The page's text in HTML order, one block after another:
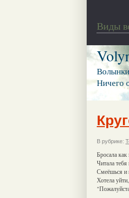
Виды
Ничего
В рубрике:
Бросала
Читала
Смеёшься и
Хотела